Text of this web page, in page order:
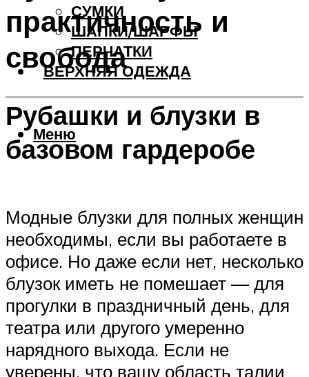
СУМКИ
ШАПКИ/ШАРФЫ
ПЕРЧАТКИ
ВЕРХНЯЯ ОДЕЖДА
Меню
практичность и
свобода
Рубашки и блузки в
базовом гардеробе
Модные блузки для полных женщин
необходимы, если вы работаете в
офисе. Но даже если нет, несколько
блузок иметь не помешает — для
прогулки в праздничный день, для
театра или другого умеренно
нарядного выхода. Если не
уверены, что вашу область талии